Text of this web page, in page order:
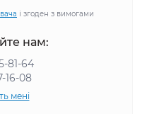
і згоден з вимогами
нам:
81-64
16-08
мені